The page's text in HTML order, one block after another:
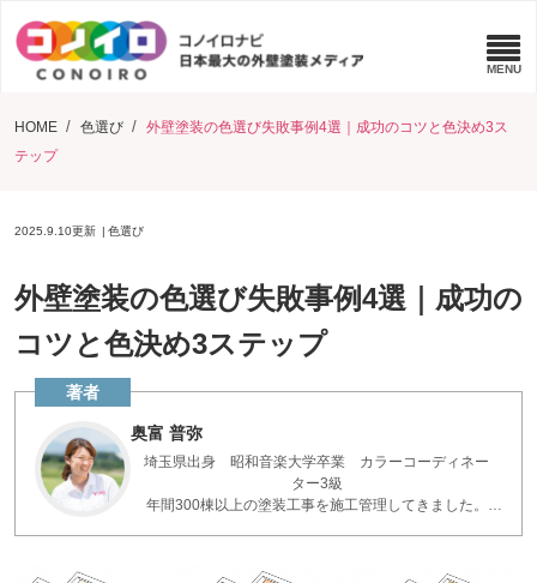
HOME 色選び
外壁塗装の色選び失敗事例4選｜成功のコツと色決め3ス
テップ
2025.9.10更新 色選び
外壁塗装の色選び失敗事例4選｜成功の
コツと色決め3ステップ
奥富 普弥
埼玉県出身 昭和音楽大学卒業 カラーコーディネー
ター3級
年間300棟以上の塗装工事を施工管理してきました。